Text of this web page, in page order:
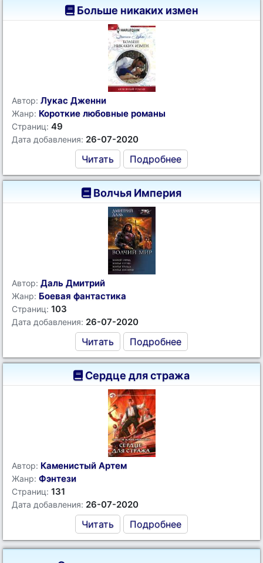
Больше никаких измен
Автор: Лукас Дженни
Жанр: Короткие любовные романы
Страниц: 49
Дата добавления: 26-07-2020
Читать Подробнее
Волчья Империя
Автор: Даль Дмитрий
Жанр: Боевая фантастика
Страниц: 103
Дата добавления: 26-07-2020
Читать Подробнее
Сердце для стража
Автор: Каменистый Артем
Жанр: Фэнтези
Страниц: 131
Дата добавления: 26-07-2020
Читать Подробнее